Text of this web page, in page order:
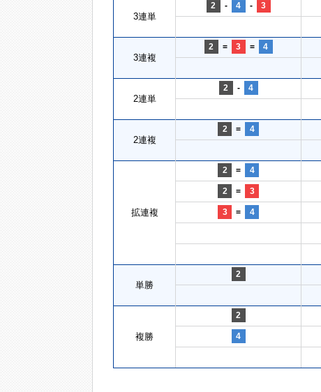
3連単
2 - 4 - 3
3連複
2 = 3 = 4
2連単
2 - 4
2連複
2 = 4
拡連複
2 = 4
2 = 3
3 = 4
単勝
2
複勝
2
4